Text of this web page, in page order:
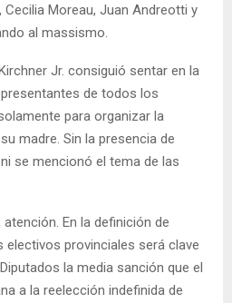
Cecilia Moreau, Juan Andreotti y
al massismo.
Jr. consiguió sentar en la
de todos los
para organizar la
madre. Sin la presencia de
se mencionó el tema de las
En la definición de
provinciales será clave
la media sanción que el
a la reelección indefinida de